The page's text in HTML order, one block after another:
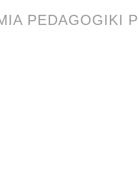
PEDAGOGIKI